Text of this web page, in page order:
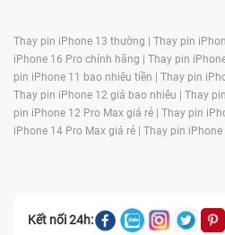
Thay pin iPhone 13 thường | Thay pin
iPhone 16 Pro chính hãng | Thay pin
pin iPhone 11 bao nhiêu tiền | Thay pin
Thay pin iPhone 12 giá bao nhiêu | Thay
pin iPhone 12 Pro Max giá rẻ | Thay pin
iPhone 14 Pro Max giá rẻ | Thay pin iPhone
Kết nối 24h: